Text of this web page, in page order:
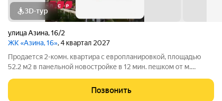
3D-тур
улица Азина,16/2
ЖК «Азина, 16», 4 квартал 2027
Продается 2-комн. квартира с европланировкой, площадью
52.2 м2 в панельной новостройке в 12 мин. пешком от м.
ипотечных средств, есть военная ипотека. Жилая площадь
20.6 м2, кухня 16.8 м2, отделка
Позвонить